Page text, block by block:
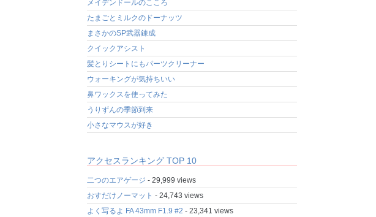
メイデンドールのこころ
たまごとミルクのドーナッツ
まさかのSP武器錬成
クイックアシスト
髪とりシートにもパーツクリーナー
ウォーキングが気持ちいい
鼻ワックスを使ってみた
うりずんの季節到来
小さなマウスが好き
アクセスランキング TOP 10
二つのエアゲージ - 29,999 views
おすだけノーマット - 24,743 views
よく写るよ FA 43mm F1.9 #2 - 23,341 views